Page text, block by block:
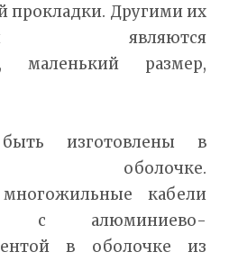
прокладки. Другими их
являются
маленький размер,
изготовлены в
оболочке.
кабели
с алюминиево-
в оболочке из